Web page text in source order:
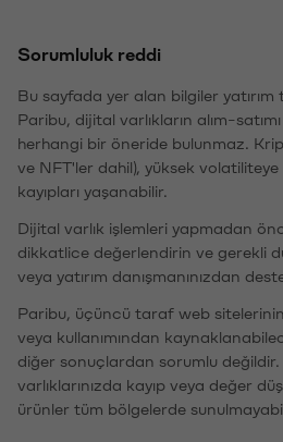
Sorumluluk reddi
Bu sayfada yer alan bilgiler yatırım
Paribu, dijital varlıkların alım-
herhangi bir öneride bulunmaz.
ve NFT'ler dahil), yüksek
kayıpları yaşanabilir.
Dijital varlık işlemleri yapmadan
dikkatlice değerlendirin ve gerekli
veya yatırım danışmanınızdan
Paribu, üçüncü taraf web
veya kullanımından
diğer sonuçlardan sorumlu değildir.
varlıklarınızda kayıp veya değer
ürünler tüm bölgelerde